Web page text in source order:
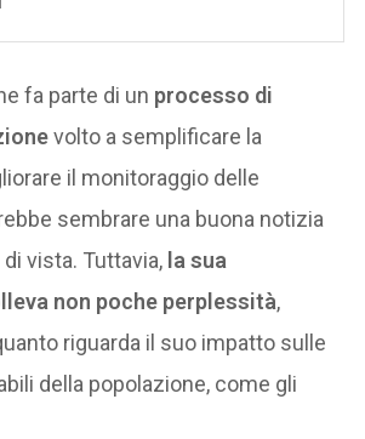
fa parte di un processo di
volto a semplificare la
il monitoraggio delle
sembrare una buona notizia
vista. Tuttavia, la sua
non poche perplessità,
riguarda il suo impatto sulle
della popolazione, come gli